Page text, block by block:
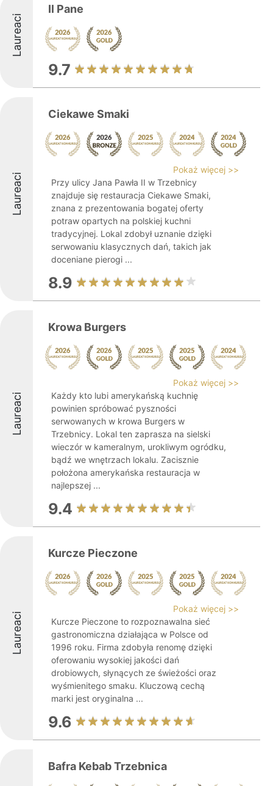
Laureaci
Il Pane
9.7
Laureaci
Ciekawe Smaki
Pokaż więcej >>
Przy ulicy Jana Pawła II w Trzebnicy
znajduje się restauracja Ciekawe Smaki,
znana z prezentowania bogatej oferty
potraw opartych na polskiej kuchni
tradycyjnej. Lokal zdobył uznanie dzięki
serwowaniu klasycznych dań, takich jak
doceniane pierogi ...
8.9
Laureaci
Krowa Burgers
Pokaż więcej >>
Każdy kto lubi amerykańską kuchnię
powinien spróbować pyszności
serwowanych w krowa Burgers w
Trzebnicy. Lokal ten zaprasza na sielski
wieczór w kameralnym, urokliwym ogródku,
bądź we wnętrzach lokalu. Zacisznie
położona amerykańska restauracja w
najlepszej ...
9.4
Laureaci
Kurcze Pieczone
Pokaż więcej >>
Kurcze Pieczone to rozpoznawalna sieć
gastronomiczna działająca w Polsce od
1996 roku. Firma zdobyła renomę dzięki
oferowaniu wysokiej jakości dań
drobiowych, słynących ze świeżości oraz
wyśmienitego smaku. Kluczową cechą
marki jest oryginalna ...
9.6
Bafra Kebab Trzebnica